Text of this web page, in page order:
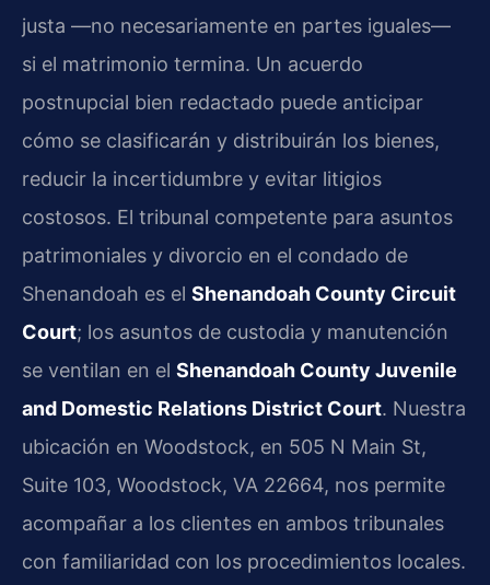
justa —no necesariamente en partes iguales—
si el matrimonio termina. Un acuerdo
postnupcial bien redactado puede anticipar
cómo se clasificarán y distribuirán los bienes,
reducir la incertidumbre y evitar litigios
costosos. El tribunal competente para asuntos
patrimoniales y divorcio en el condado de
Shenandoah es el Shenandoah County Circuit
Court; los asuntos de custodia y manutención
se ventilan en el Shenandoah County Juvenile
and Domestic Relations District Court. Nuestra
ubicación en Woodstock, en 505 N Main St,
Suite 103, Woodstock, VA 22664, nos permite
acompañar a los clientes en ambos tribunales
con familiaridad con los procedimientos locales.